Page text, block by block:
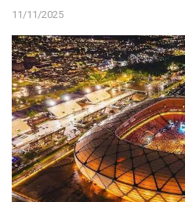
11/11/2025